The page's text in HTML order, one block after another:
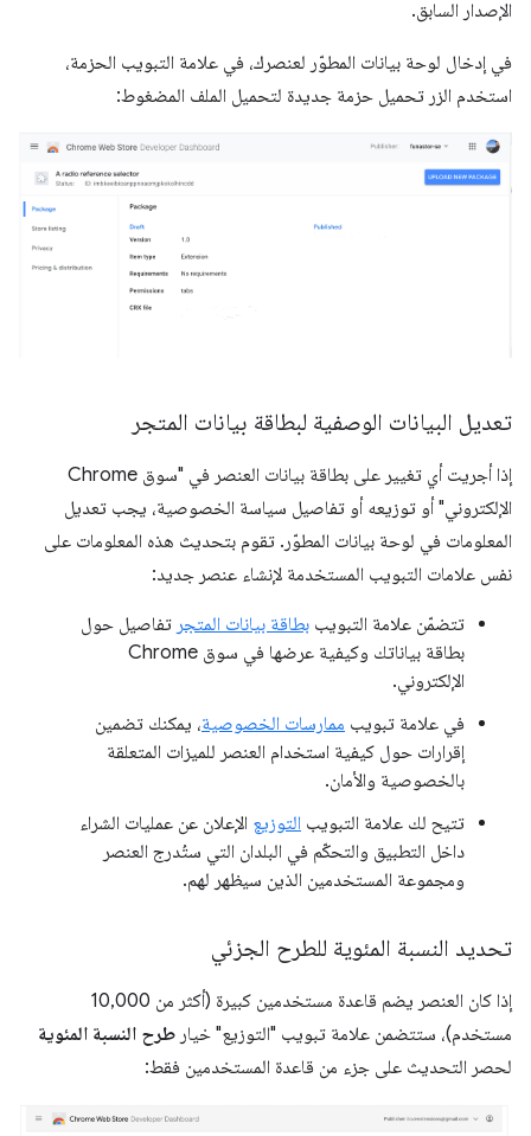
الإصدار السابق.
في إدخال لوحة بيانات المطوّر لعنصرك، في علامة التبويب الحزمة،
استخدم الزر تحميل حزمة جديدة لتحميل الملف المضغوط:
تعديل البيانات الوصفية لبطاقة بيانات المتجر
إذا أجريت أي تغيير على بطاقة بيانات العنصر في "سوق Chrome
الإلكتروني" أو توزيعه أو تفاصيل سياسة الخصوصية، يجب تعديل
المعلومات في لوحة بيانات المطوّر. تقوم بتحديث هذه المعلومات على
نفس علامات التبويب المستخدمة لإنشاء عنصر جديد:
تتضمّن علامة التبويب بطاقة بيانات المتجر تفاصيل حول
بطاقة بياناتك وكيفية عرضها في سوق Chrome
الإلكتروني.
في علامة تبويب ممارسات الخصوصية، يمكنك تضمين
إقرارات حول كيفية استخدام العنصر للميزات المتعلقة
بالخصوصية والأمان.
تتيح لك علامة التبويب التوزيع الإعلان عن عمليات الشراء
داخل التطبيق والتحكّم في البلدان التي ستُدرج العنصر
ومجموعة المستخدمين الذين سيظهر لهم.
تحديد النسبة المئوية للطرح الجزئي
إذا كان العنصر يضم قاعدة مستخدمين كبيرة (أكثر من 10,000
مستخدم)، ستتضمن علامة تبويب "التوزيع" خيار طرح النسبة المئوية
لحصر التحديث على جزء من قاعدة المستخدمين فقط: